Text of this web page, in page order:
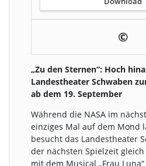
©
„Zu den Sternen“: Hoch
Landestheater Schwaben
ab dem 19. September
Während die NASA im
einziges Mal auf dem Mond
besucht das Landestheater
der nächsten Spielzeit
mit dem Musical „Frau